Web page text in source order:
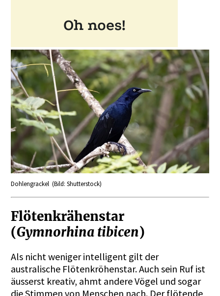
Dohlengrackel (Bild: Shutterstock)
Flötenkrähenstar
(Gymnorhina tibicen)
Als nicht weniger intelligent gilt der
australische Flötenkröhenstar. Auch sein Ruf ist
äusserst kreativ, ahmt andere Vögel und sogar
die Stimmen von Menschen nach. Der flötende